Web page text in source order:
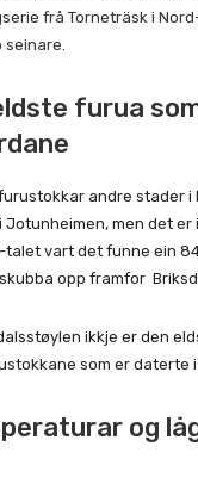
frå Torneträsk i
seinare.
furua
andre stader i
men det er
talet vart det funne ein
opp framfor
ikkje er den
som er daterte i
og